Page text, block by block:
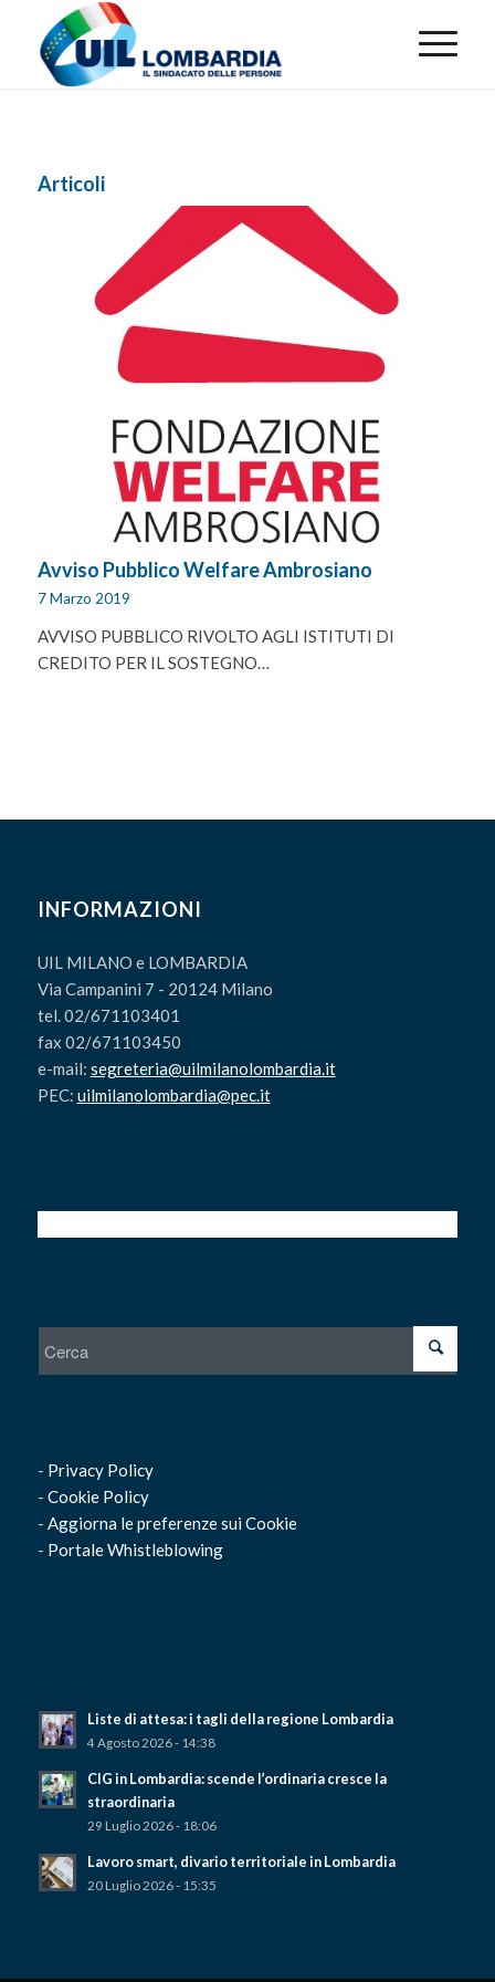
Articoli
Avviso Pubblico Welfare Ambrosiano
7 Marzo 2019
AVVISO PUBBLICO RIVOLTO AGLI ISTITUTI DI
CREDITO PER IL SOSTEGNO…
INFORMAZIONI
UIL MILANO e LOMBARDIA
Via Campanini 7 - 20124 Milano
tel. 02/671103401
fax 02/671103450
e-mail: segreteria@uilmilanolombardia.it
PEC: uilmilanolombardia@pec.it
- Privacy Policy
- Cookie Policy
- Aggiorna le preferenze sui Cookie
- Portale Whistleblowing
Liste di attesa: i tagli della regione Lombardia
4 Agosto 2026 - 14:38
CIG in Lombardia: scende l’ordinaria cresce la
straordinaria
29 Luglio 2026 - 18:06
Lavoro smart, divario territoriale in Lombardia
20 Luglio 2026 - 15:35